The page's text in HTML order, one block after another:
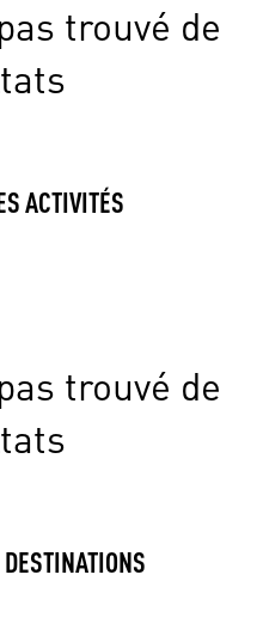
trouvé de
ACTIVITÉS
trouvé de